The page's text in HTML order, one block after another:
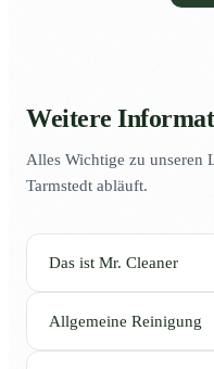
Weitere
Alles Wichtige zu unseren
Tarmstedt abläuft.
Das ist Mr. Cleaner
Allgemeine Reinigung